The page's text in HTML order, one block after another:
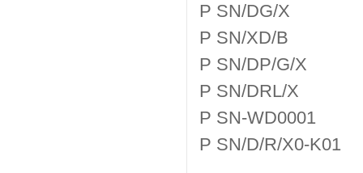
P SN/DG/X
P SN/XD/B
P SN/DP/G/X
P SN/DRL/X
P SN-WD0001
P SN/D/R/X0-K01